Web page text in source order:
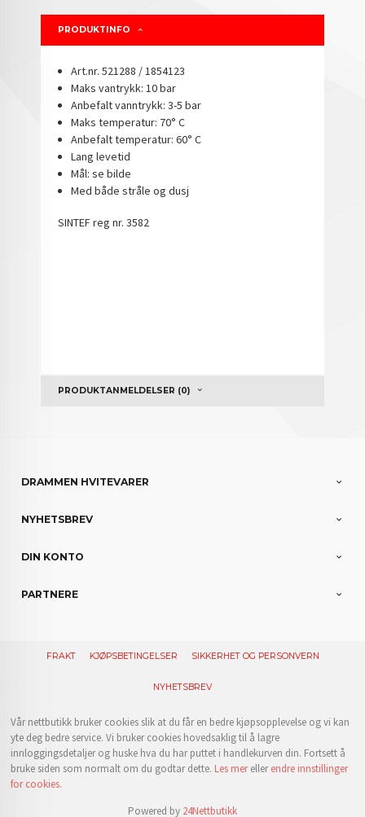
PRODUKTINFO
Art.nr. 521288 / 1854123
Maks vantrykk: 10 bar
Anbefalt vanntrykk: 3-5 bar
Maks temperatur: 70° C
Anbefalt temperatur: 60° C
Lang levetid
Mål: se bilde
Med både stråle og dusj
SINTEF reg nr. 3582
PRODUKTANMELDELSER (0)
DRAMMEN HVITEVARER
NYHETSBREV
DIN KONTO
PARTNERE
FRAKT KJØPSBETINGELSER SIKKERHET OG PERSONVERN
NYHETSBREV
Vår nettbutikk bruker cookies slik at du får en bedre kjøpsopplevelse og vi kan
yte deg bedre service. Vi bruker cookies hovedsaklig til å lagre
innloggingsdetaljer og huske hva du har puttet i handlekurven din. Fortsett å
bruke siden som normalt om du godtar dette. Les merellerendre innstillinger
for cookies.
Powered by 24Nettbutikk